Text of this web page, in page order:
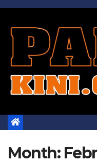
Skip
content
Month: